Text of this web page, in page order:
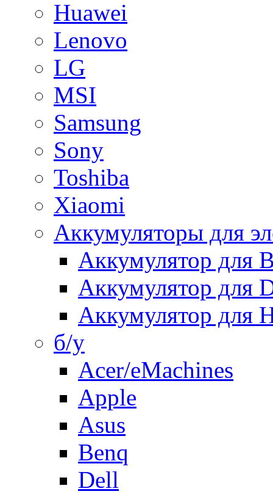
Huawei
Lenovo
LG
MSI
Samsung
Sony
Toshiba
Xiaomi
Аккумуляторы для
Аккумулятор для
Аккумулятор для
Аккумулятор для
б/у
Acer/eMachines
Apple
Asus
Benq
Dell